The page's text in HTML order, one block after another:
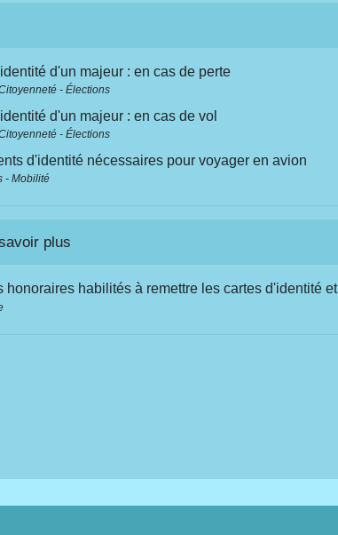
d'un majeur : en cas de perte
- Élections
d'un majeur : en cas de vol
- Élections
d'identité nécessaires pour voyager en avion
- Mobilité
plus
honoraires habilités à remettre les cartes d'identité